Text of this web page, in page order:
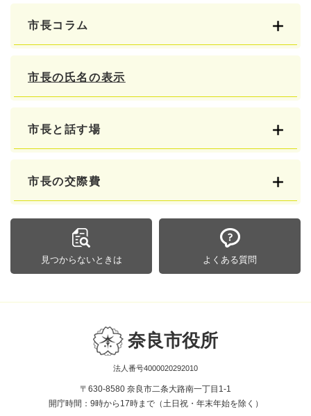
市長コラム
市長の氏名の表示
市長と話す場
市長の交際費
見つからないときは よくある質問
奈良市役所
法人番号4000020292010
〒630-8580 奈良市二条大路南一丁目1-1
開庁時間：9時から17時まで（土日祝・年末年始を除く）